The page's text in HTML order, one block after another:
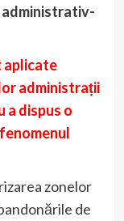
administrativ-
aplicate
administrații
a dispus o
zonelor
de